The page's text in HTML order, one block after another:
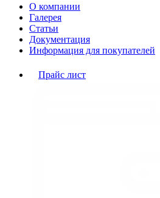
О компании
Галерея
Статьи
Документация
Информация для покупателей
Прайс лист